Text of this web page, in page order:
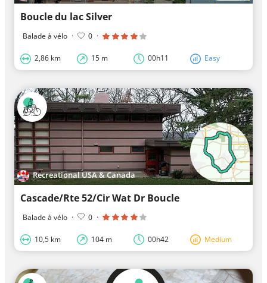
Boucle du lac Silver
Balade à vélo · 0 ·
2,86 km 15 m 00h11 Easy
Recreational USA & Canada
Cascade/Rte 52/Cir Wat Dr Boucle
Balade à vélo · 0 ·
10,5 km 104 m 00h42 Medium